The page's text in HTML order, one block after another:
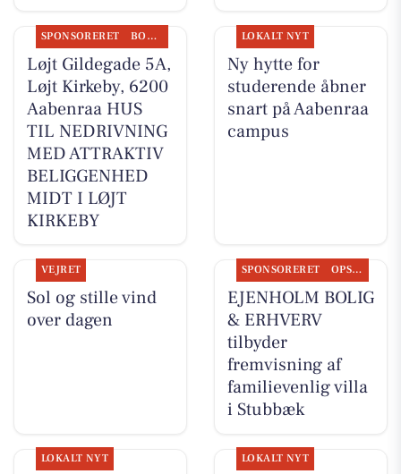
SPONSORERET BOLIGMARKED
Løjt Gildegade 5A,
Løjt Kirkeby, 6200
Aabenraa HUS
TIL NEDRIVNING
MED ATTRAKTIV
BELIGGENHED
MIDT I LØJT
KIRKEBY
LOKALT NYT
Ny hytte for
studerende åbner
snart på Aabenraa
campus
VEJRET
Sol og stille vind
over dagen
SPONSORERET OPSLAGSTAVLEN
EJENHOLM BOLIG
& ERHVERV
tilbyder
fremvisning af
familievenlig villa
i Stubbæk
LOKALT NYT LOKALT NYT